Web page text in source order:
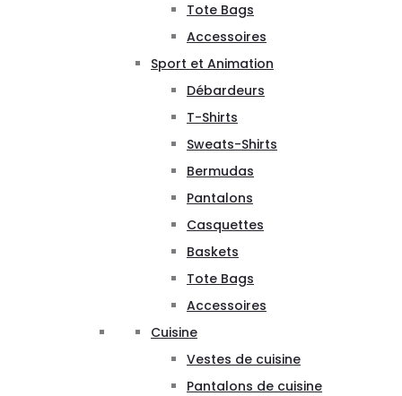
Tote Bags
Accessoires
Sport et Animation
Débardeurs
T-Shirts
Sweats-Shirts
Bermudas
Pantalons
Casquettes
Baskets
Tote Bags
Accessoires
Cuisine
Vestes de cuisine
Pantalons de cuisine